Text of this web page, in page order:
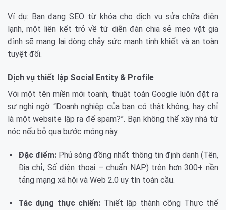
Ví dụ: Bạn đang SEO từ khóa cho dịch vụ sửa chữa điện
lạnh, một liên kết trỏ về từ diễn đàn chia sẻ mẹo vặt gia
đình sẽ mang lại dòng chảy sức mạnh tinh khiết và an toàn
tuyệt đối.
Dịch vụ thiết lập Social Entity & Profile
Với một tên miền mới toanh, thuật toán Google luôn đặt ra
sự nghi ngờ: “Doanh nghiệp của bạn có thật không, hay chỉ
là một website lập ra để spam?”. Bạn không thể xây nhà từ
nóc nếu bỏ qua bước móng này.
Đặc điểm:Phủ sóng đồng nhất thông tin định danh (Tên,
Địa chỉ, Số điện thoại – chuẩn NAP) trên hơn 300+ nền
tảng mạng xã hội và Web 2.0 uy tín toàn cầu.
Tác dụng thực chiến: Thiết lập thành công Thực thể